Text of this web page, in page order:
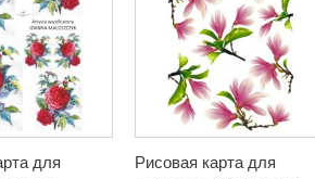
для
Рисовая карта для